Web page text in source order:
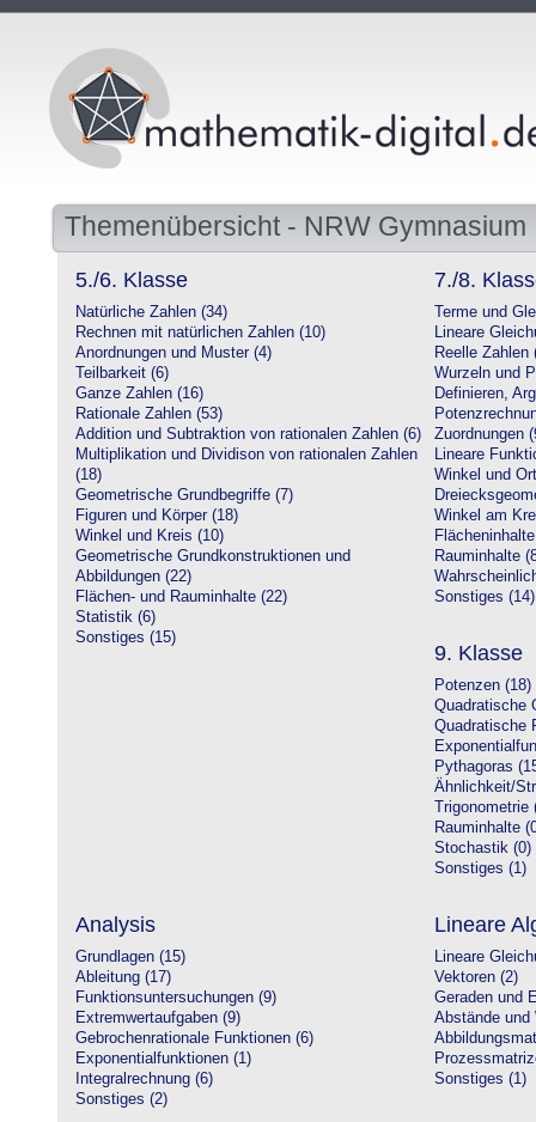
Themenübersicht - NRW Gymnasium
5./6. Klasse
Natürliche Zahlen (34)
Rechnen mit natürlichen Zahlen (10)
Anordnungen und Muster (4)
Teilbarkeit (6)
Ganze Zahlen (16)
Rationale Zahlen (53)
Addition und Subtraktion von rationalen Zahlen (6)
Multiplikation und Dividison von rationalen Zahlen
(18)
Geometrische Grundbegriffe (7)
Figuren und Körper (18)
Winkel und Kreis (10)
Geometrische Grundkonstruktionen und
Abbildungen (22)
Flächen- und Rauminhalte (22)
Statistik (6)
Sonstiges (15)
7./8.
Terme und
Lineare
Reelle Zahlen
Wurzeln und
Definieren,
Zuordnungen
Lineare
Winkel und
Winkel am
Rauminhalte
Sonstiges (14)
9. Klasse
Potenzen (18)
Quadratische
Quadratische
Pythagoras
Ähnlichkeit/
Trigonometrie
Rauminhalte
Stochastik (0)
Sonstiges (1)
Analysis
Grundlagen (15)
Ableitung (17)
Funktionsuntersuchungen (9)
Extremwertaufgaben (9)
Gebrochenrationale Funktionen (6)
Exponentialfunktionen (1)
Integralrechnung (6)
Sonstiges (2)
Lineare
Lineare
Vektoren (2)
Geraden und
Abstände und
Sonstiges (1)